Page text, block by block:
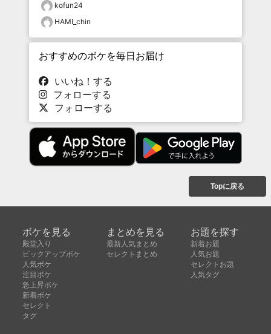
kofun24
HAMI_chin
おすすめのボケを毎日お届け
いいね！する
フォローする
フォローする
Topに戻る
ボケを見る
殿堂入り
ピックアップボケ
人気ボケ
注目ボケ
急上昇ボケ
新着ボケ
セレクト
タグ
まとめを見る
最新人気まとめ
セレクトまとめ
お題を探す
新着お題
人気お題
セレクトお題
人気タグ